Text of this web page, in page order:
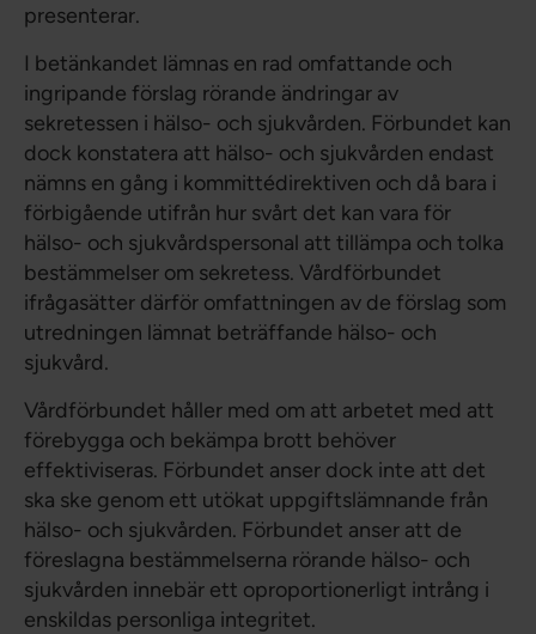
presenterar.
I betänkandet lämnas en rad omfattande och
ingripande förslag rörande ändringar av
sekretessen i hälso- och sjukvården. Förbundet kan
dock konstatera att hälso- och sjukvården endast
nämns en gång i kommittédirektiven och då bara i
förbigående utifrån hur svårt det kan vara för
hälso- och sjukvårdspersonal att tillämpa och tolka
bestämmelser om sekretess. Vårdförbundet
ifrågasätter därför omfattningen av de förslag som
utredningen lämnat beträffande hälso- och
sjukvård.
Vårdförbundet håller med om att arbetet med att
förebygga och bekämpa brott behöver
effektiviseras. Förbundet anser dock inte att det
ska ske genom ett utökat uppgiftslämnande från
hälso- och sjukvården. Förbundet anser att de
föreslagna bestämmelserna rörande hälso- och
sjukvården innebär ett oproportionerligt intrång i
enskildas personliga integritet.